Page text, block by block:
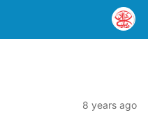
8 years ago